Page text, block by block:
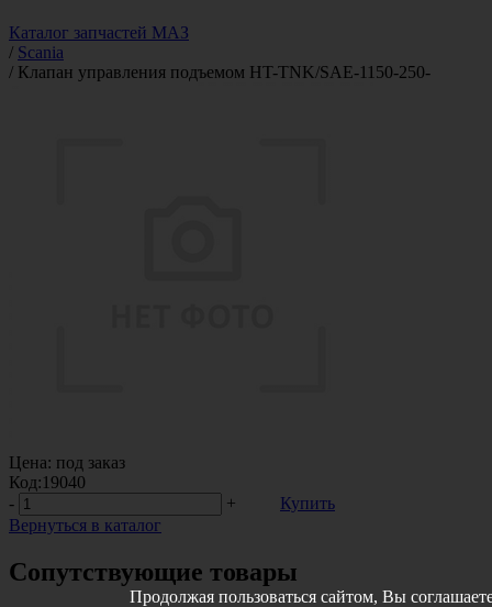
Каталог запчастей МАЗ
/ Scania
/ Клапан управления подъемом HT-TNK/SAE-1150-250-
Цена: под заказ
Код:19040
-
+
Купить
Вернуться в каталог
Сопутствующие товары
Продолжая пользоваться сайтом, Вы